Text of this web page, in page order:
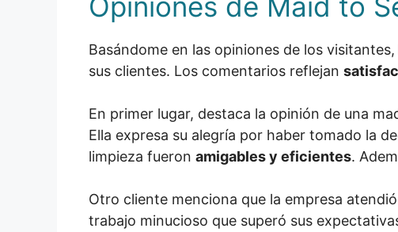
Basándome en las opiniones de los
sus clientes. Los comentarios reflejan
En primer lugar, destaca la opinión de una
Ella expresa su alegría por haber tomado la
limpieza fueron amigables y eficientes.
Otro cliente menciona que la empresa
trabajo minucioso que superó sus